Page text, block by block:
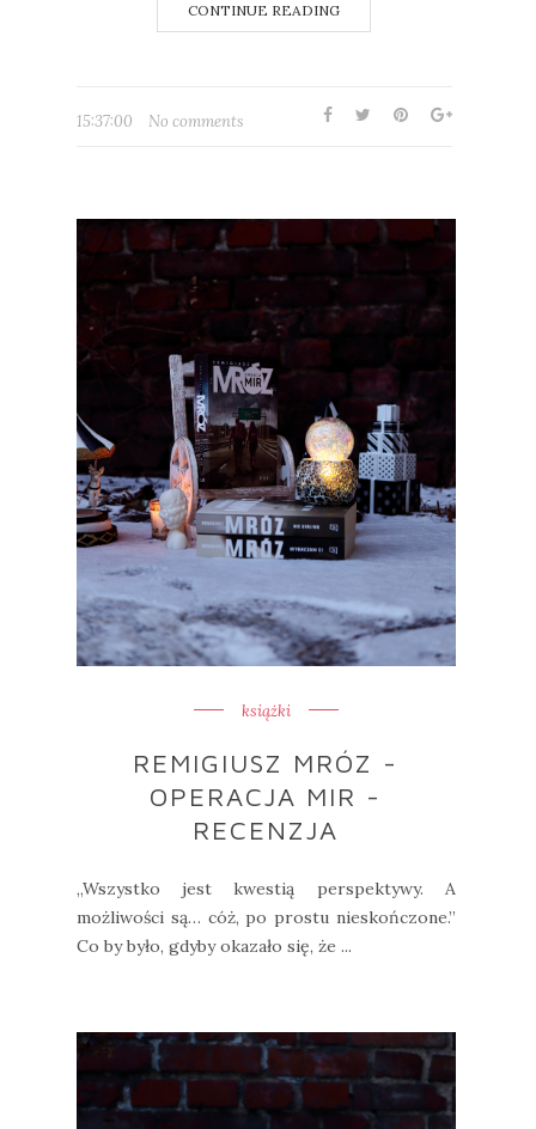
CONTINUE READING
15:37:00 No comments
książki
REMIGIUSZ MRÓZ -
OPERACJA MIR -
RECENZJA
„Wszystko jest kwestią perspektywy. A
możliwości są… cóż, po prostu nieskończone.”
Co by było, gdyby okazało się, że ...